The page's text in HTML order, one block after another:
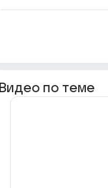
Видео по теме